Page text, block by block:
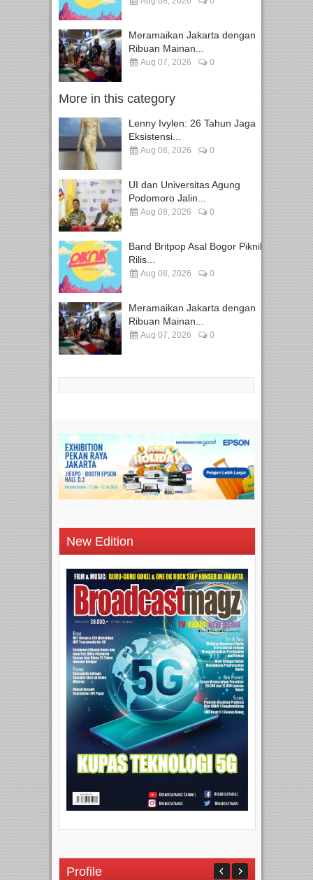
Meramaikan Jakarta dengan
Ribuan Mainan...
Aug 07, 2026 0
More in this category
Lenny Ivylen: 26 Tahun Jaga
Eksistensi...
Aug 08, 2026 0
UI dan Universitas Agung
Podomoro Jalin...
Aug 08, 2026 0
Band Britpop Asal Bogor Piknik
Rilis...
Aug 08, 2026 0
Meramaikan Jakarta dengan
Ribuan Mainan...
Aug 07, 2026 0
New Edition
Profile